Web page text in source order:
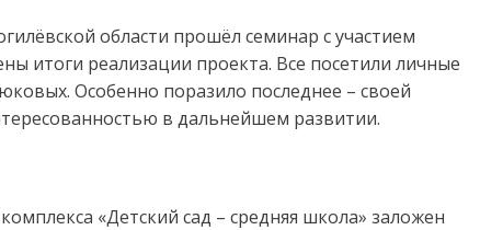
области прошёл семинар с участием
итоги реализации проекта. Все посетили личные
Особенно поразило последнее – своей
в дальнейшем развитии.
«Детский сад – средняя школа» заложен